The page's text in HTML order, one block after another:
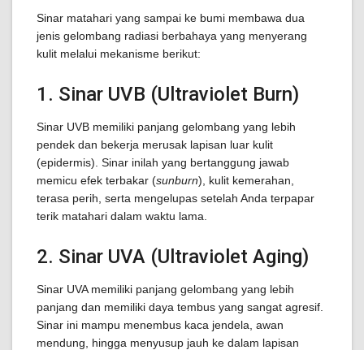
Sinar matahari yang sampai ke bumi membawa dua
jenis gelombang radiasi berbahaya yang menyerang
kulit melalui mekanisme berikut:
1. Sinar UVB (Ultraviolet Burn)
Sinar UVB memiliki panjang gelombang yang lebih
pendek dan bekerja merusak lapisan luar kulit
(epidermis). Sinar inilah yang bertanggung jawab
memicu efek terbakar (sunburn), kulit kemerahan,
terasa perih, serta mengelupas setelah Anda terpapar
terik matahari dalam waktu lama.
2. Sinar UVA (Ultraviolet Aging)
Sinar UVA memiliki panjang gelombang yang lebih
panjang dan memiliki daya tembus yang sangat agresif.
Sinar ini mampu menembus kaca jendela, awan
mendung, hingga menyusup jauh ke dalam lapisan